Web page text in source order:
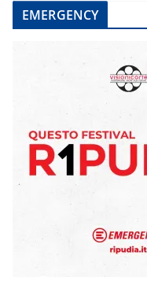
EMERGENCY